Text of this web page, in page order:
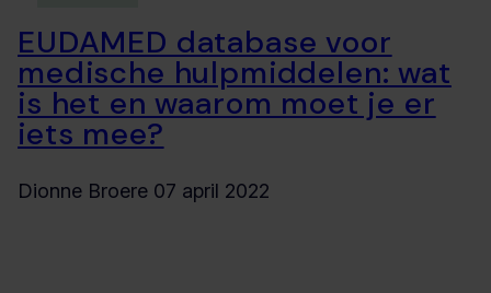
EUDAMED database voor
medische hulpmiddelen: wat
is het en waarom moet je er
iets mee?
Dionne Broere 07 april 2022